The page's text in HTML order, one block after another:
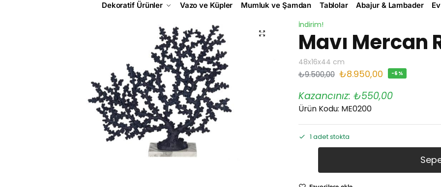
Dekoratif Ürünler Vazo ve Küpler Mumluk ve Şamdan Tablolar Abajur & Lambader
İndirim!
Mavı Mercan
48x16x44 cm
₺9.500,00 ₺8.950,00 -6%
Kazancınız: ₺550,00
Ürün Kodu: ME0200
1 adet stokta